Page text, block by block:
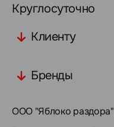
Круглосуточно
Клиенту
Бренды
ООО "Яблоко